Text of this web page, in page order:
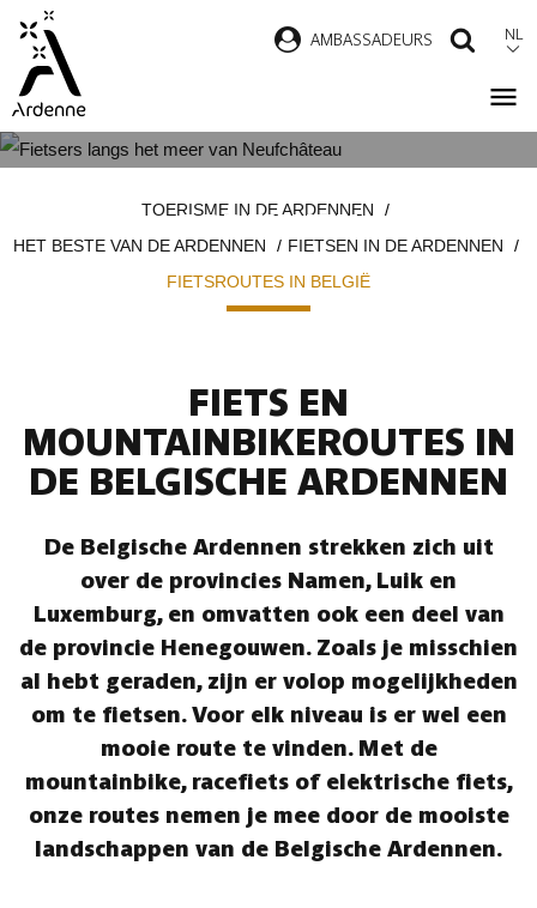
Overslaan
naar
inhoud
AMBASSADEURS NL
ARDENNEN
TOERISME IN DE ARDENNEN
HET BESTE VAN DE ARDENNEN
FIETSEN IN DE ARDENNEN
FIETSROUTES IN BELGIË
FIETS EN
MOUNTAINBIKEROUTES IN
DE BELGISCHE ARDENNEN
De Belgische Ardennen strekken zich uit
over de provincies Namen, Luik en
Luxemburg, en omvatten ook een deel van
de provincie Henegouwen. Zoals je misschien
al hebt geraden, zijn er volop mogelijkheden
om te fietsen. Voor elk niveau is er wel een
mooie route te vinden. Met de
mountainbike, racefiets of elektrische fiets,
onze routes nemen je mee door de mooiste
landschappen van de Belgische Ardennen.